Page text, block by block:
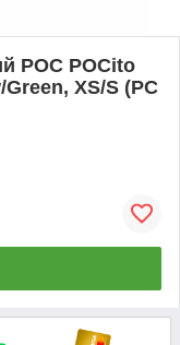
POC POCito
XS/S (PC